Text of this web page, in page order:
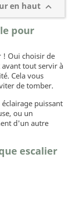
en haut 
pour
! Oui choisir de
tout servir à
Cela vous
de tomber.
puissant
ou un
d'un autre
escalier